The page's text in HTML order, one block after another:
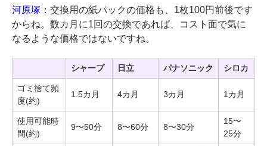
河原塚： 交換用の紙パックの価格も、1枚100円前後です
からね。数カ月に1回の交換であれば、コスト面で気に
なるような価格ではないですね。
シャープ 日立 パナソニック シロカ
ゴミ捨て頻
度(約)
1.5カ月 4カ月 3カ月 1カ月
使用可能時
間(約)
9〜50分 8〜60分 8〜30分
15〜
25分